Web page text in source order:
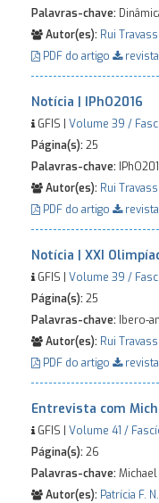
Palavras-chave:
Autor(es): Rui
PDF do artigo
Notícia | IPhO2016
GFIS | Volume 39 /
Página(s):25
Palavras-chave:
Autor(es): Rui
PDF do artigo
Notícia | XXI
GFIS | Volume 39 /
Página(s):25
Palavras-chave: Ibero-
Autor(es): Rui
PDF do artigo
Entrevista com
GFIS | Volume 41 /
Página(s):26
Palavras-chave:
Autor(es): Patrícia F.